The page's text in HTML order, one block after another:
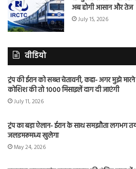
अब होगी आसान और तेज
July 15, 2026
वीडियो
ट्रंप की ईरान को सख्त चेतावनी, कहा- अगर मुझे
कोशिश की तो 1000 मिसाइलें दाग दी जाएंगी
July 11, 2026
ट्रंप का बड़ा ऐलान- ईरान के साथ समझौता लगभग
जलडमरूमध्य खुलेगा
May 24, 2026